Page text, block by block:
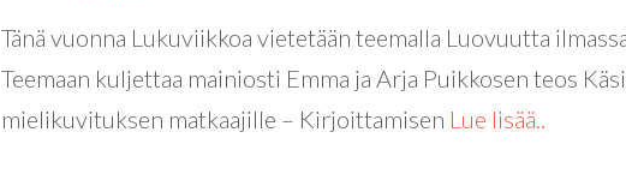
Tänä vuonna Lukuviikkoa vietetään teemalla Luovuutta
Teemaan kuljettaa mainiosti Emma ja Arja Puikkosen teos
mielikuvituksen matkaajille – Kirjoittamisen Lue lisää..